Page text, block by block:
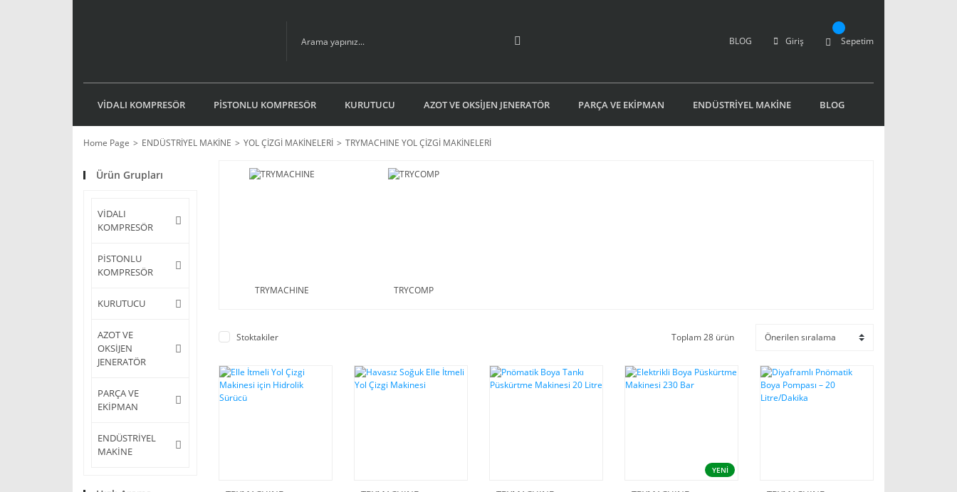
BLOG Giriş Sepetim
VİDALI KOMPRESÖR PİSTONLU KOMPRESÖR KURUTUCU AZOT VE OKSİJEN JENERATÖR PARÇA VE EKİPMAN ENDÜSTRİYEL MAKİNE BLOG
Home Page ENDÜSTRİYEL MAKİNE YOL ÇİZGİ MAKİNELERİ TRYMACHINE YOL ÇİZGİ MAKİNELERİ
Ürün Grupları
VİDALI
KOMPRESÖR
PİSTONLU
KOMPRESÖR
KURUTUCU
AZOT VE
OKSİJEN
JENERATÖR
PARÇA VE
EKİPMAN
ENDÜSTRİYEL
MAKİNE
TRYMACHINE TRYCOMP
Stoktakiler Toplam 28 ürün
YENİ